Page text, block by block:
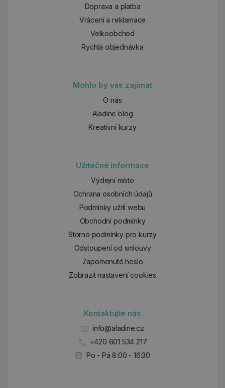
Doprava a platba
Vrácení a reklamace
Velkoobchod
Rychlá objednávka
Mohlo by vás zajímat
O nás
Aladine blog
Kreativní kurzy
Užitečné informace
Výdejní místo
Ochrana osobních údajů
Podmínky užití webu
Obchodní podmínky
Storno podmínky pro kurzy
Odstoupení od smlouvy
Zapomenuté heslo
Zobrazit nastavení cookies
Kontaktujte nás
info@aladine.cz
+420 601 534 217
Po - Pá 8:00 - 16:30